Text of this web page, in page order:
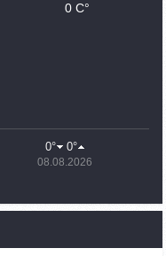
ԼՂ-ում՝ մինչև
շատ, շատ օգտակար
այսօր կմեկնի
0 C°
0° 0°
08.08.2026